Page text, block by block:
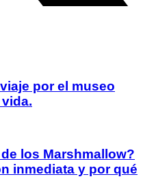
por el museo
los Marshmallow?
inmediata y por qué